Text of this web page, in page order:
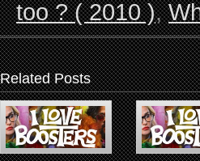
too ? ( 2010 ),
Related Posts